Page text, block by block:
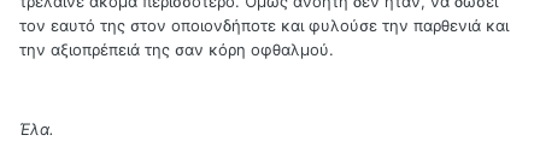
τον εαυτό της στον οποιονδήποτε και φυλούσε την παρθενιά και
την αξιοπρέπειά της σαν κόρη οφθαλμού.
Έλα.